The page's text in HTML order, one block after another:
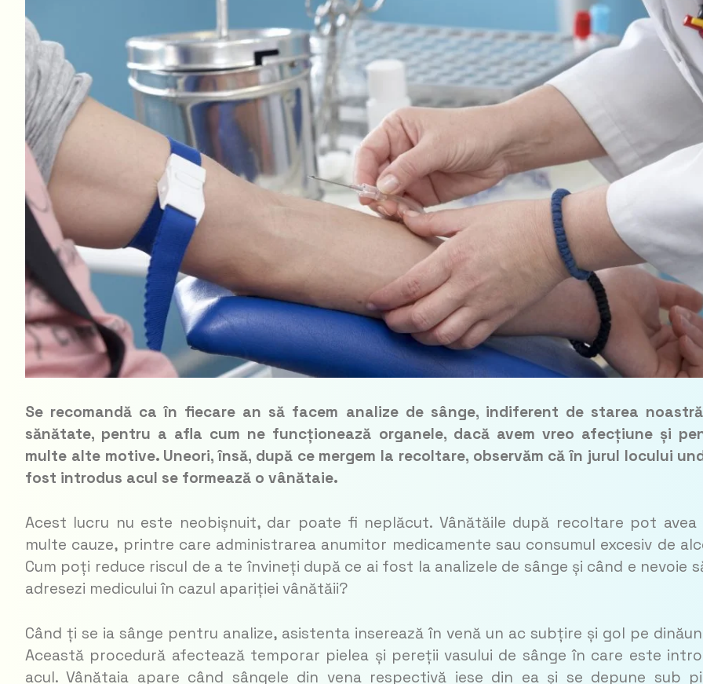
Se recomandă ca în fiecare an să facem analize de sânge, indiferent de starea
sănătate, pentru a afla cum ne funcționează organele, dacă avem vreo afecțiune și
multe alte motive. Uneori, însă, după ce mergem la recoltare, observăm că în jurul locului
fost introdus acul se formează o vânătaie.
Acest lucru nu este neobișnuit, dar poate fi neplăcut. Vânătăile după recoltare pot avea
multe cauze, printre care administrarea anumitor medicamente sau consumul excesiv de
Cum poți reduce riscul de a te învineți după ce ai fost la analizele de sânge și când e nevoie
adresezi medicului în cazul apariției vânătăii?
Când ți se ia sânge pentru analize, asistenta inserează în venă un ac subțire și gol pe
Această procedură afectează temporar pielea și pereții vasului de sânge în care este
acul. Vânătaia apare când sângele din vena respectivă iese din ea și se depune sub